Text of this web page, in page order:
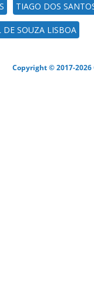
TIAGO DOS
DE SOUZA LISBOA
Copyright © 2017-2026